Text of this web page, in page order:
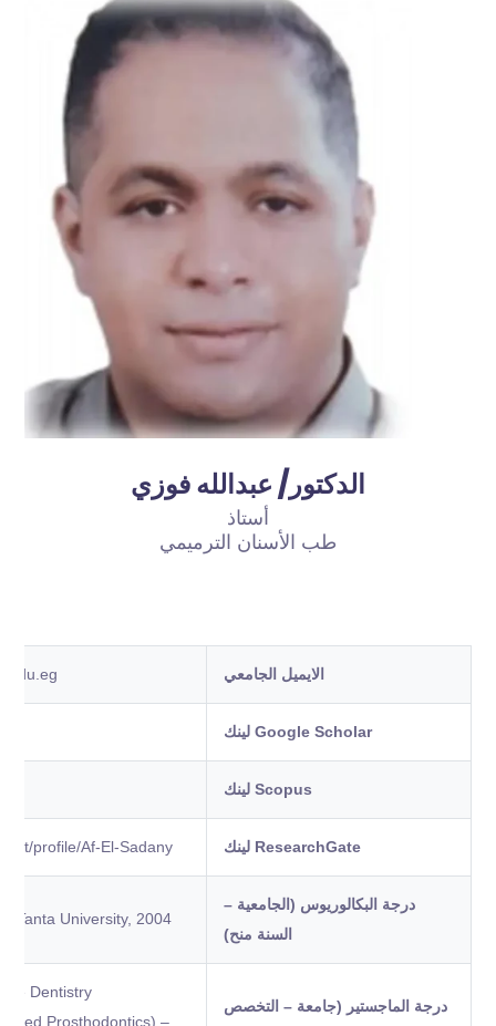
الدكتور/ عبدالله فوزي
أستاذ
طب الأسنان الترميمي
الايميل الجامعي
Google Scholar لينك
Scopus لينك
ResearchGate لينك profile/Af-El-Sadany
درجة البكالوريوس (الجامعية –
السنة منح)
Tanta University, 2004
درجة الماجستير (جامعة – التخصص
Dentistry
Prosthodontics) –